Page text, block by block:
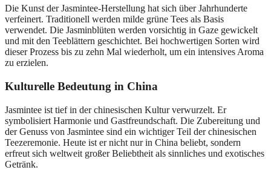
Die Kunst der Jasmintee-Herstellung hat sich über Jahrhunderte
verfeinert. Traditionell werden milde grüne Tees als Basis
verwendet. Die Jasminblüten werden vorsichtig in Gaze gewickelt
und mit den Teeblättern geschichtet. Bei hochwertigen Sorten wird
dieser Prozess bis zu zehn Mal wiederholt, um ein intensives Aroma
zu erzielen.
Kulturelle Bedeutung in China
Jasmintee ist tief in der chinesischen Kultur verwurzelt. Er
symbolisiert Harmonie und Gastfreundschaft. Die Zubereitung und
der Genuss von Jasmintee sind ein wichtiger Teil der chinesischen
Teezeremonie. Heute ist er nicht nur in China beliebt, sondern
erfreut sich weltweit großer Beliebtheit als sinnliches und exotisches
Getränk.